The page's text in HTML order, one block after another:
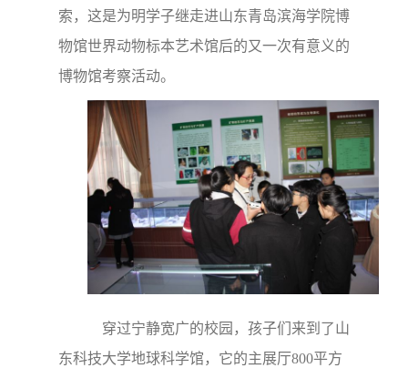
索，这是为明学子继走进山东青岛滨海学院博
物馆世界动物标本艺术馆后的又一次有意义的
博物馆考察活动。
穿过宁静宽广的校园，孩子们来到了山
东科技大学地球科学馆，它的主展厅800平方